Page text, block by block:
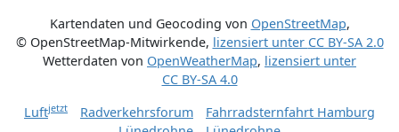
Kartendaten und Geocoding von OpenStreetMap,
© OpenStreetMap-Mitwirkende, lizensiert unter CC BY-SA 2.0
Wetterdaten von OpenWeatherMap, lizensiert unter
CC BY-SA 4.0
Luftjetzt Radverkehrsforum
Fahrradsternfahrt Hamburg